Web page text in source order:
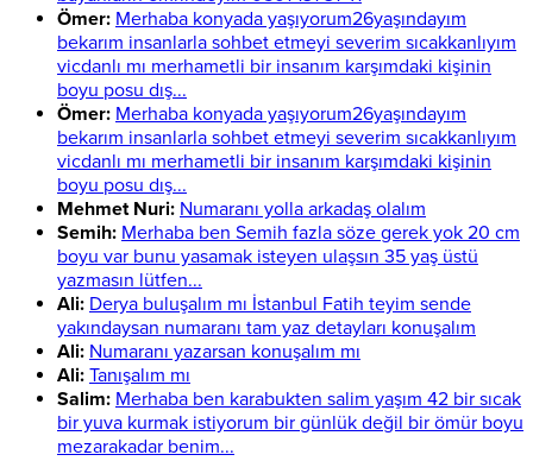
Ömer: Merhaba konyada yaşıyorum26yaşındayım
bekarım insanlarla sohbet etmeyi severim sıcakkanlıyım
vicdanlı mı merhametli bir insanım karşımdaki kişinin
boyu posu dış...
Ömer: Merhaba konyada yaşıyorum26yaşındayım
bekarım insanlarla sohbet etmeyi severim sıcakkanlıyım
vicdanlı mı merhametli bir insanım karşımdaki kişinin
boyu posu dış...
Mehmet Nuri: Numaranı yolla arkadaş olalım
Semih: Merhaba ben Semih fazla söze gerek yok 20 cm
boyu var bunu yasamak isteyen ulaşsın 35 yaş üstü
yazmasın lütfen...
Ali: Derya buluşalım mı İstanbul Fatih teyim sende
yakındaysan numaranı tam yaz detayları konuşalım
Ali: Numaranı yazarsan konuşalım mı
Ali: Tanışalım mı
Salim: Merhaba ben karabukten salim yaşım 42 bir sıcak
bir yuva kurmak istiyorum bir günlük değil bir ömür boyu
mezarakadar benim...